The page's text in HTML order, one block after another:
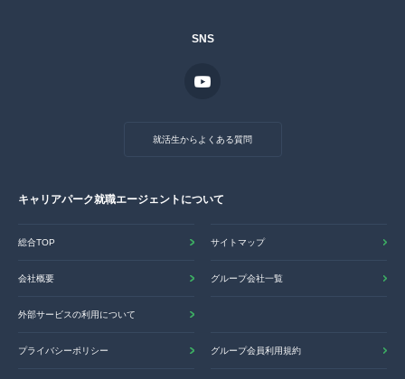
SNS
就活生からよくある質問
キャリアパーク就職エージェントについて
総合TOP サイトマップ
会社概要 グループ会社一覧
外部サービスの利用について
プライバシーポリシー グループ会員利用規約